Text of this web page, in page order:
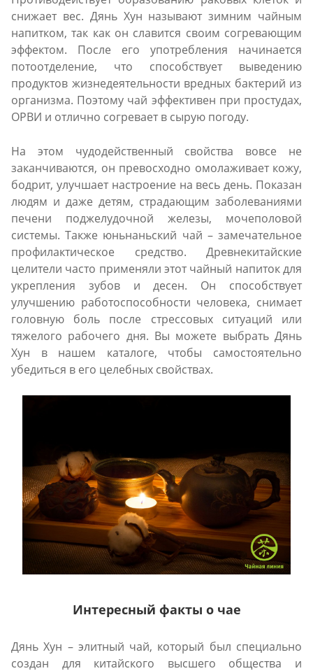
снижает вес. Дянь Хун называют зимним чайным
напитком, так как он славится своим согревающим
эффектом. После его употребления начинается
потоотделение, что способствует выведению
продуктов жизнедеятельности вредных бактерий из
организма. Поэтому чай эффективен при простудах,
ОРВИ и отлично согревает в сырую погоду.
На этом чудодейственный свойства вовсе не
заканчиваются, он превосходно омолаживает кожу,
бодрит, улучшает настроение на весь день. Показан
людям и даже детям, страдающим заболеваниями
печени поджелудочной железы, мочеполовой
системы. Также юньнаньский чай – замечательное
профилактическое средство. Древнекитайские
целители часто применяли этот чайный напиток для
укрепления зубов и десен. Он способствует
улучшению работоспособности человека, снимает
головную боль после стрессовых ситуаций или
тяжелого рабочего дня. Вы можете выбрать Дянь
Хун в нашем каталоге, чтобы самостоятельно
убедиться в его целебных свойствах.
Интересный факты о чае
Дянь Хун – элитный чай, который был специально
создан для китайского высшего общества и